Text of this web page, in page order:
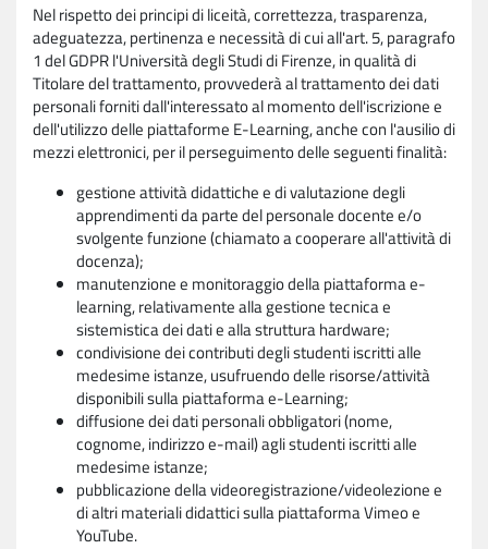
Nel rispetto dei principi di liceità, correttezza, trasparenza,
adeguatezza, pertinenza e necessità di cui all'art. 5, paragrafo
1 del GDPR l'Università degli Studi di Firenze, in qualità di
Titolare del trattamento, provvederà al trattamento dei dati
personali forniti dall'interessato al momento dell'iscrizione e
dell'utilizzo delle piattaforme E-Learning, anche con l'ausilio di
mezzi elettronici, per il perseguimento delle seguenti finalità:
gestione attività didattiche e di valutazione degli
apprendimenti da parte del personale docente e/o
svolgente funzione (chiamato a cooperare all'attività di
docenza);
manutenzione e monitoraggio della piattaforma e-
learning, relativamente alla gestione tecnica e
sistemistica dei dati e alla struttura hardware;
condivisione dei contributi degli studenti iscritti alle
medesime istanze, usufruendo delle risorse/attività
disponibili sulla piattaforma e-Learning;
diffusione dei dati personali obbligatori (nome,
cognome, indirizzo e-mail) agli studenti iscritti alle
medesime istanze;
pubblicazione della videoregistrazione/videolezione e
di altri materiali didattici sulla piattaforma Vimeo e
YouTube.